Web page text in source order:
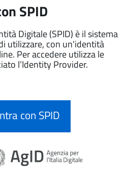
SPID
Digitale (SPID) è il sistema
utilizzare, con un'identità
Per accedere utilizza le
l’Identity Provider.
con SPID